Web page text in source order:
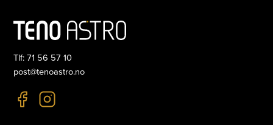
Tlf: 71 56 57 10
post@tenoastro.no